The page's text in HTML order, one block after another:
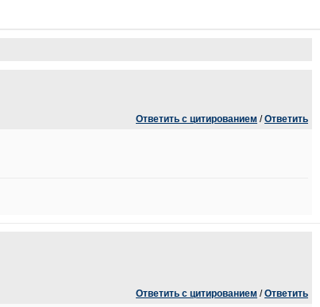
Ответить с цитированием /Ответить
Ответить с цитированием /Ответить